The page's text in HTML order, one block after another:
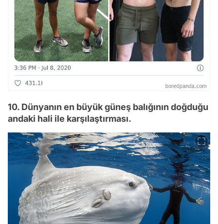
10. Dünyanın en büyük güneş balığının doğduğu
andaki hali ile karşılaştırması.